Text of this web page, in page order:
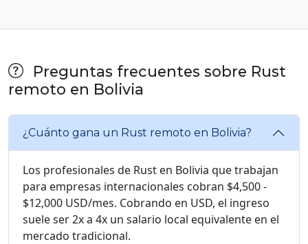
Preguntas frecuentes sobre Rust
remoto en Bolivia
¿Cuánto gana un Rust remoto en Bolivia?
Los profesionales de Rust en Bolivia que trabajan
para empresas internacionales cobran $4,500 -
$12,000 USD/mes. Cobrando en USD, el ingreso
suele ser 2x a 4x un salario local equivalente en el
mercado tradicional.